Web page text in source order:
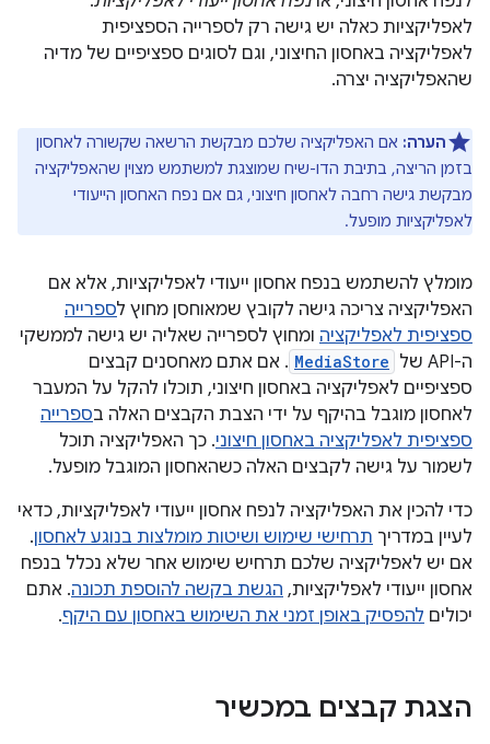
לאפליקציות כאלה יש גישה רק לספרייה הספציפית
לאפליקציה באחסון החיצוני, וגם לסוגים ספציפיים של מדיה
שהאפליקציה יצרה.
הערה: אם האפליקציה שלכם מבקשת הרשאה שקשורה לאחסון
בזמן הריצה, בתיבת הדו-שיח שמוצגת למשתמש מצוין שהאפליקציה
מבקשת גישה רחבה לאחסון חיצוני, גם אם נפח האחסון הייעודי
לאפליקציות מופעל.
מומלץ להשתמש בנפח אחסון ייעודי לאפליקציות, אלא אם
האפליקציה צריכה גישה לקובץ שמאוחסן מחוץ לספרייה
ספציפית לאפליקציה ומחוץ לספרייה שאליה יש גישה לממשקי
ה-API של
MediaStore . אם אתם מאחסנים קבצים
ספציפיים לאפליקציה באחסון חיצוני, תוכלו להקל על המעבר
לאחסון מוגבל בהיקף על ידי הצבת הקבצים האלה בספרייה
ספציפית לאפליקציה באחסון חיצוני. כך האפליקציה תוכל
לשמור על גישה לקבצים האלה כשהאחסון המוגבל מופעל.
כדי להכין את האפליקציה לנפח אחסון ייעודי לאפליקציות, כדאי
לעיין במדריך תרחישי שימוש ושיטות מומלצות בנוגע לאחסון.
אם יש לאפליקציה שלכם תרחיש שימוש אחר שלא נכלל בנפח
אחסון ייעודי לאפליקציות, הגשת בקשה להוספת תכונה. אתם
יכולים להפסיק באופן זמני את השימוש באחסון עם היקף.
הצגת קבצים במכשיר